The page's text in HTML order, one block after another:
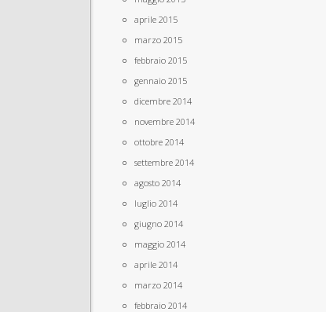
aprile 2015
marzo 2015
febbraio 2015
gennaio 2015
dicembre 2014
novembre 2014
ottobre 2014
settembre 2014
agosto 2014
luglio 2014
giugno 2014
maggio 2014
aprile 2014
marzo 2014
febbraio 2014